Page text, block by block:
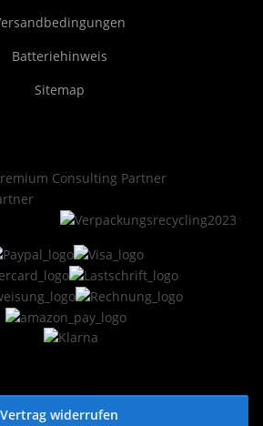
Batteriehinweis
Sitemap
Vertrag widerrufen